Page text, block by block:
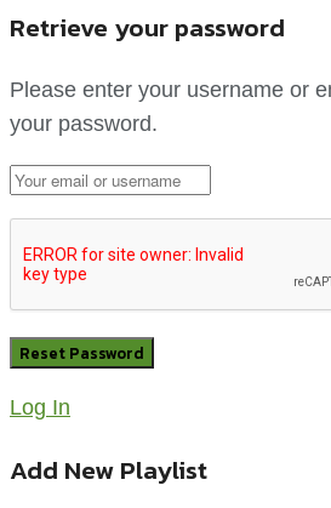
Retrieve your password
Please enter your username or
your password.
Log In
Add New Playlist